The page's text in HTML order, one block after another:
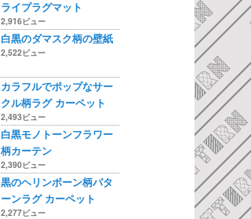
ライプラグマット
2,916ビュー
白黒のダマスク柄の壁紙
2,522ビュー
カラフルでポップなサー
クル柄ラグ カーペット
2,493ビュー
白黒モノトーンフラワー
柄カーテン
2,390ビュー
黒のヘリンボーン柄パタ
ーンラグ カーペット
2,277ビュー